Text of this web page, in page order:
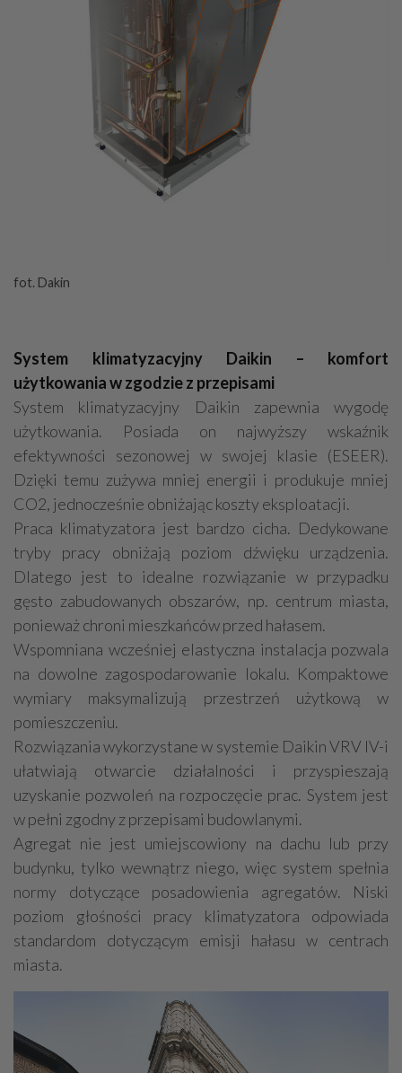
fot. Dakin
System klimatyzacyjny Daikin – komfort
użytkowania w zgodzie z przepisami
System klimatyzacyjny Daikin zapewnia wygodę
użytkowania. Posiada on najwyższy wskaźnik
efektywności sezonowej w swojej klasie (ESEER).
Dzięki temu zużywa mniej energii i produkuje mniej
CO2, jednocześnie obniżając koszty eksploatacji.
Praca klimatyzatora jest bardzo cicha. Dedykowane
tryby pracy obniżają poziom dźwięku urządzenia.
Dlatego jest to idealne rozwiązanie w przypadku
gęsto zabudowanych obszarów, np. centrum miasta,
ponieważ chroni mieszkańców przed hałasem.
Wspomniana wcześniej elastyczna instalacja pozwala
na dowolne zagospodarowanie lokalu. Kompaktowe
wymiary maksymalizują przestrzeń użytkową w
pomieszczeniu.
Rozwiązania wykorzystane w systemie Daikin VRV IV-i
ułatwiają otwarcie działalności i przyspieszają
uzyskanie pozwoleń na rozpoczęcie prac. System jest
w pełni zgodny z przepisami budowlanymi.
Agregat nie jest umiejscowiony na dachu lub przy
budynku, tylko wewnątrz niego, więc system spełnia
normy dotyczące posadowienia agregatów. Niski
poziom głośności pracy klimatyzatora odpowiada
standardom dotyczącym emisji hałasu w centrach
miasta.